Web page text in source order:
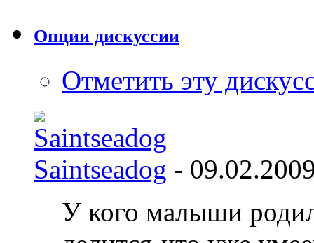
Опции дискуссии
Отметить эту
Saintseadog -
У кого малыши